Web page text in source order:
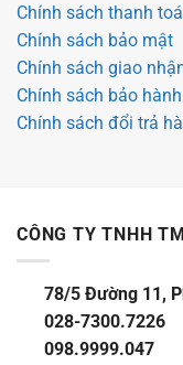
Chính sách thanh
Chính sách bảo mật
Chính sách giao
Chính sách bảo hành
Chính sách đổi trả
CÔNG TY TNHH
78/5 Đường 11,
028-7300.7226
098.9999.047